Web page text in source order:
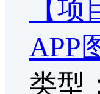
【
APP
类型